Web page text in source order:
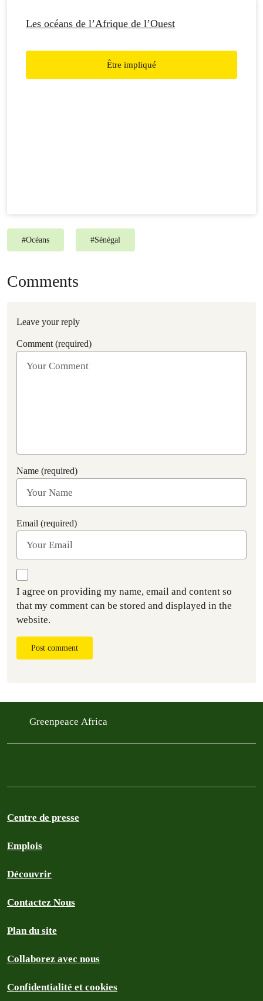
Les océans de l’Afrique de l’Ouest
Être impliqué
#Océans #Sénégal
Comments
Leave your reply
Comment (required)
Name (required)
Email (required)
I agree on providing my name, email and content so
that my comment can be stored and displayed in the
website.
Post comment
Greenpeace Africa
Centre de presse
Emplois
Découvrir
Contactez Nous
Plan du site
Collaborez avec nous
Confidentialité et cookies